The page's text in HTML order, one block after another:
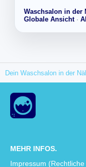
Waschsalon in der
Globale Ansicht·
Dein Waschsalon in der
MEHR INFOS.
Impressum